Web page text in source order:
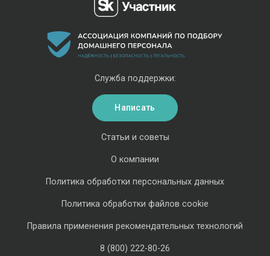
Статьи и советы
О компании
Политика обработки персональных данных
Политика обработки файлов cookie
Правила применения рекомендательных технологий
8 (800) 222-80-26
Служба поддержки:
Написать